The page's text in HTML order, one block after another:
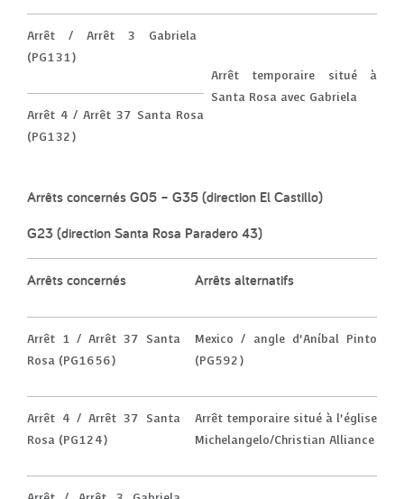
Arrêt / Arrêt 3 Gabriela
(PG131)
Arrêt temporaire situé à
Santa Rosa avec Gabriela
Arrêt 4 / Arrêt 37 Santa Rosa
(PG132)
Arrêts concernés G05 – G35 (direction El Castillo)
G23 (direction Santa Rosa Paradero 43)
Arrêts concernés Arrêts alternatifs
Arrêt 1 / Arrêt 37 Santa
Rosa (PG1656)
Mexico / angle d’Aníbal Pinto
(PG592)
Arrêt 4 / Arrêt 37 Santa
Rosa (PG124)
Arrêt temporaire situé à l’église
Michelangelo/Christian Alliance